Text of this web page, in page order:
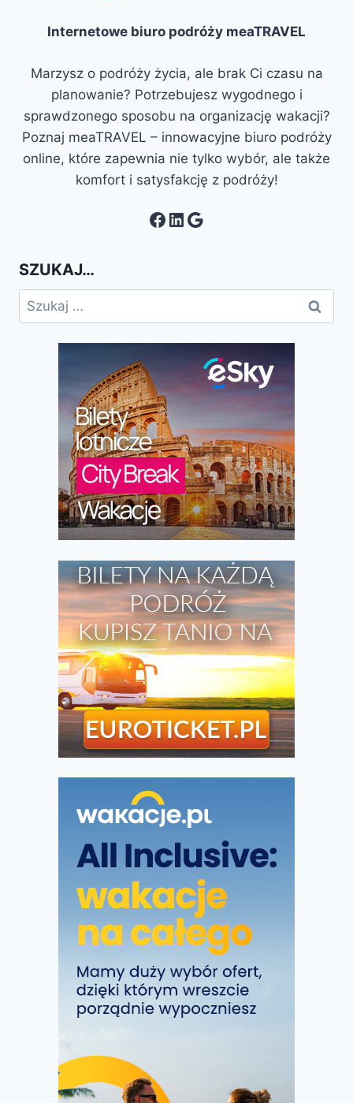
Internetowe biuro podróży meaTRAVEL
Marzysz o podróży życia, ale brak Ci czasu na
planowanie? Potrzebujesz wygodnego i
sprawdzonego sposobu na organizację wakacji?
Poznaj meaTRAVEL – innowacyjne biuro podróży
online, które zapewnia nie tylko wybór, ale także
komfort i satysfakcję z podróży!
Facebook
LinkedIn
Google
SZUKAJ…
Szukaj: